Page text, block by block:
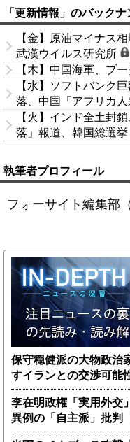
「更新情報」のバック
【金】原油マイナス
武漢ウイルス研究所
【木】中国海軍、ブ
【水】ソフトバンク
落、中国「アフリカ人
【火】インド全土封
落」報道、韓国総選挙
執筆者プロフィール
フォーサイト編集部
保守穏健派の大物政治
すイランとの交渉可能
李在明政権「実用外交
異例の「自主派」批判